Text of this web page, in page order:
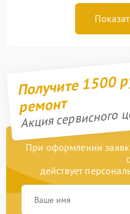
Получите 1500
ремонт
Акция сервисного
При оформлении
действует